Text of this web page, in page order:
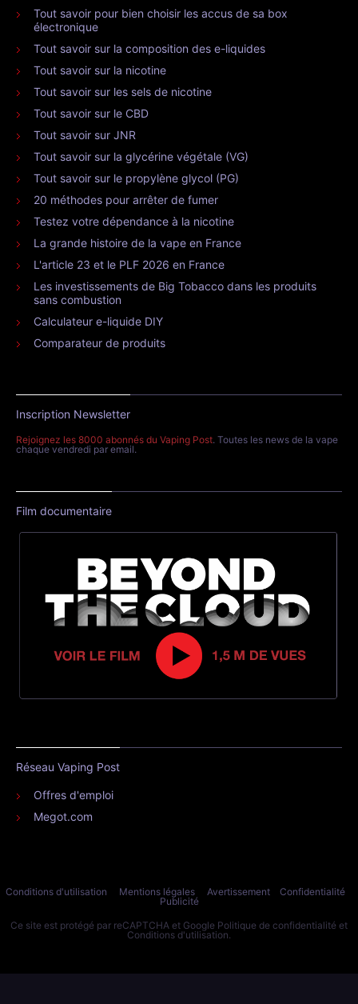
Tout savoir pour bien choisir les accus de sa box
électronique
Tout savoir sur la composition des e-liquides
Tout savoir sur la nicotine
Tout savoir sur les sels de nicotine
Tout savoir sur le CBD
Tout savoir sur JNR
Tout savoir sur la glycérine végétale (VG)
Tout savoir sur le propylène glycol (PG)
20 méthodes pour arrêter de fumer
Testez votre dépendance à la nicotine
La grande histoire de la vape en France
L'article 23 et le PLF 2026 en France
Les investissements de Big Tobacco dans les produits
sans combustion
Calculateur e-liquide DIY
Comparateur de produits
Inscription Newsletter
Rejoignez les 8000 abonnés du Vaping Post. Toutes les news de la vape
chaque vendredi par email.
Film documentaire
Réseau Vaping Post
Offres d'emploi
Megot.com
Conditions d'utilisation Mentions légales Avertissement
Confidentialité
Publicité
Ce site est protégé par reCAPTCHA et Google Politique de confidentialité et
Conditions d'utilisation.